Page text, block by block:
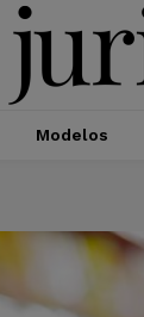
Modelos